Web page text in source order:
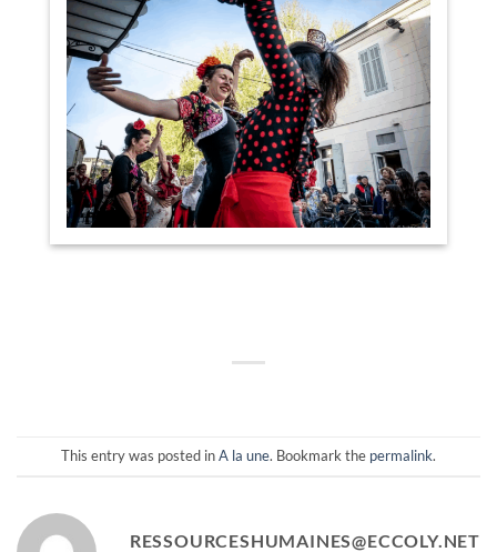
This entry was posted inA la une. Bookmark the permalink.
RESSOURCESHUMAINES@ECCOLY.NET